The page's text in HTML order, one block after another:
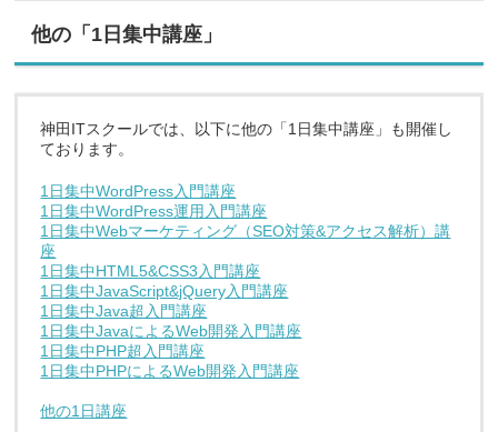
他の「1日集中講座」
神田ITスクールでは、以下に他の「1日集中講座」も開催し
ております。
1日集中WordPress入門講座
1日集中WordPress運用入門講座
1日集中Webマーケティング（SEO対策&アクセス解析）講
座
1日集中HTML5&CSS3入門講座
1日集中JavaScript&jQuery入門講座
1日集中Java超入門講座
1日集中JavaによるWeb開発入門講座
1日集中PHP超入門講座
1日集中PHPによるWeb開発入門講座
他の1日講座